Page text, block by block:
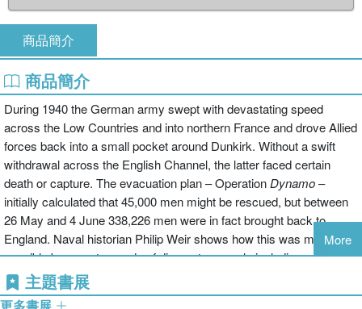
商品簡介
商品簡介
During 1940 the German army swept with devastating speed
across the Low Countries and into northern France and drove Allied
forces back into a small pocket around Dunkirk. Without a swift
withdrawal across the English Channel, the latter faced certain
death or capture. The evacuation plan – Operation Dynamo–
initially calculated that 45,000 men might be rescued, but between
26 May and 4 June 338,226 men were in fact brought back to
England. Naval historian Philip Weir shows how this was made
possible by a vast armada of disparate vessels including
destroyers, minesweepers, fishing vessels and, most famously of
all, the privately owned ‘Little Ships’. He explores the vessels’
More
主題書展